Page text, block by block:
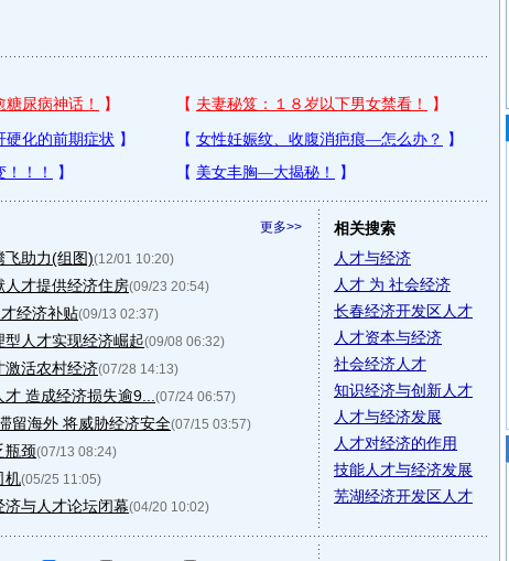
更多>>
飞助力(组图)(12/01 10:20)
人才提供经济住房(09/23 20:54)
经济补贴(09/13 02:37)
人才实现经济崛起(09/08 06:32)
激活农村经济(07/28 14:13)
造成经济损失逾9... (07/24 06:57)
留海外 将威胁经济安全(07/15 03:57)
瓶颈(07/13 08:24)
机(05/25 11:05)
与人才论坛闭幕(04/20 10:02)
相关搜索
人才与经济
人才 为 社会经济
长春经济开发区人才
人才资本与经济
社会经济人才
知识经济与创新人才
人才与经济发展
人才对经济的作用
技能人才与经济发展
芜湖经济开发区人才